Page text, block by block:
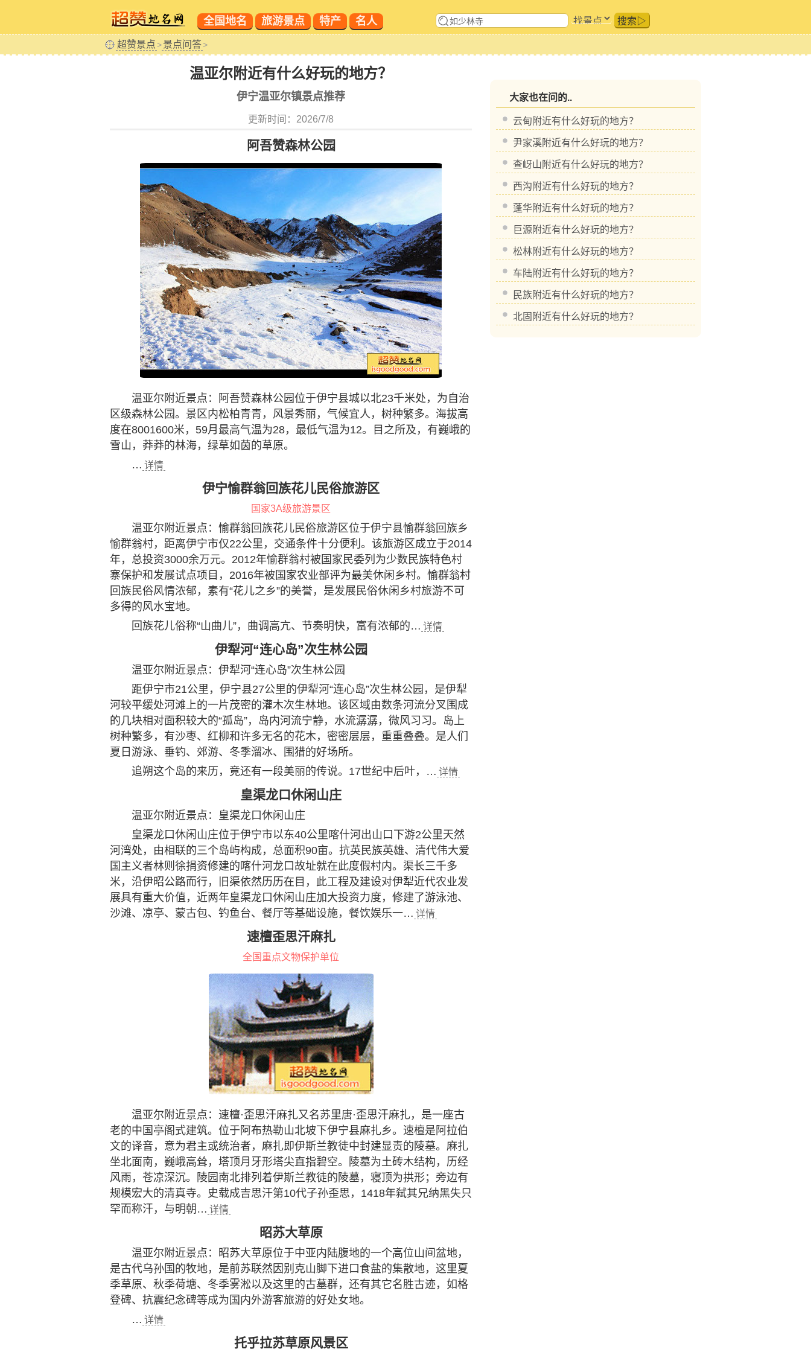
全国地名 旅游景点 特产 名人 搜索▷
超赞景点>景点问答>
温亚尔附近有什么好玩的地方？
伊宁温亚尔镇景点推荐
更新时间：2026/7/8
阿吾赞森林公园
温亚尔附近景点：阿吾赞森林公园位于伊宁县城以北23千米处，为自治
区级森林公园。景区内松柏青青，风景秀丽，气候宜人，树种繁多。海拔高
度在8001600米，59月最高气温为28，最低气温为12。目之所及，有巍峨的
雪山，莽莽的林海，绿草如茵的草原。
… 详情
伊宁愉群翁回族花儿民俗旅游区
国家3A级旅游景区
温亚尔附近景点：愉群翁回族花儿民俗旅游区位于伊宁县愉群翁回族乡
愉群翁村，距离伊宁市仅22公里，交通条件十分便利。该旅游区成立于2014
年，总投资3000余万元。2012年愉群翁村被国家民委列为少数民族特色村
寨保护和发展试点项目，2016年被国家农业部评为最美休闲乡村。愉群翁村
回族民俗风情浓郁，素有“花儿之乡”的美誉，是发展民俗休闲乡村旅游不可
多得的风水宝地。
回族花儿俗称“山曲儿”，曲调高亢、节奏明快，富有浓郁的… 详情
伊犁河“连心岛”次生林公园
温亚尔附近景点：伊犁河“连心岛”次生林公园
距伊宁市21公里，伊宁县27公里的伊犁河“连心岛”次生林公园，是伊犁
河较平缓处河滩上的一片茂密的灌木次生林地。该区域由数条河流分叉围成
的几块相对面积较大的“孤岛”，岛内河流宁静，水流潺潺，微风习习。岛上
树种繁多，有沙枣、红柳和许多无名的花木，密密层层，重重叠叠。是人们
夏日游泳、垂钓、郊游、冬季溜冰、围猎的好场所。
追朔这个岛的来历，竟还有一段美丽的传说。17世纪中后叶，… 详情
皇渠龙口休闲山庄
温亚尔附近景点：皇渠龙口休闲山庄
皇渠龙口休闲山庄位于伊宁市以东40公里喀什河出山口下游2公里天然
河湾处，由相联的三个岛屿构成，总面积90亩。抗英民族英雄、清代伟大爱
国主义者林则徐捐资修建的喀什河龙口故址就在此度假村内。渠长三千多
米，沿伊昭公路而行，旧渠依然历历在目，此工程及建设对伊犁近代农业发
展具有重大价值，近两年皇渠龙口休闲山庄加大投资力度，修建了游泳池、
沙滩、凉亭、蒙古包、钓鱼台、餐厅等基础设施，餐饮娱乐一… 详情
速檀歪思汗麻扎
全国重点文物保护单位
温亚尔附近景点：速檀·歪思汗麻扎又名苏里唐·歪思汗麻扎，是一座古
老的中国亭阁式建筑。位于阿布热勒山北坡下伊宁县麻扎乡。速檀是阿拉伯
文的译音，意为君主或统治者，麻扎即伊斯兰教徒中封建显责的陵墓。麻扎
坐北面南，巍峨高耸，塔顶月牙形塔尖直指碧空。陵墓为土砖木结构，历经
风雨，苍凉深沉。陵园南北排列着伊斯兰教徒的陵墓，寝顶为拱形；旁边有
规模宏大的清真寺。史载成吉思汗第10代子孙歪思，1418年弑其兄纳黑失只
罕而称汗，与明朝… 详情
昭苏大草原
温亚尔附近景点：昭苏大草原位于中亚内陆腹地的一个高位山间盆地，
是古代乌孙国的牧地，是前苏联然因别克山脚下进口食盐的集散地，这里夏
季草原、秋季荷塘、冬季雾淞以及这里的古墓群，还有其它名胜古迹，如格
登碑、抗震纪念碑等成为国内外游客旅游的好处女地。
… 详情
托乎拉苏草原风景区
大家也在问的..
云甸附近有什么好玩的地方？
尹家溪附近有什么好玩的地方？
查岈山附近有什么好玩的地方？
西沟附近有什么好玩的地方？
蓬华附近有什么好玩的地方？
巨源附近有什么好玩的地方？
松林附近有什么好玩的地方？
车陆附近有什么好玩的地方？
民族附近有什么好玩的地方？
北固附近有什么好玩的地方？